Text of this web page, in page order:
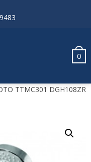
0
TTMC301 DGH108ZR